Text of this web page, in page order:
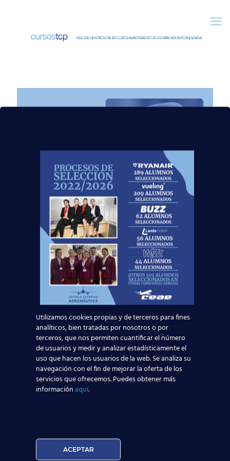
22 enero, 2024
Oferta de empleo TCP:
Volotea busca
auxiliares de vuelo
(Vigo, Asturias, Bilbao,
Barcelona y Madrid)
en enero de 2024
Aeronáuticos ha informado a nuestros
alumnos del curso TCP de una oportunidad
de empleo:[…]
Utilizamos cookies propias y de terceros para fines
analíticos, bien tratadas por nosotros o por
terceros, que nos permiten cuantificar el número
de usuarios y medir y analizar estadísticamente el
uso que hacen los usuarios de la web. Se analiza su
navegación con el fin de mejorar la oferta de los
servicios que ofrecemos. Puedes obtener más
informaciónaquí.
ACEPTAR